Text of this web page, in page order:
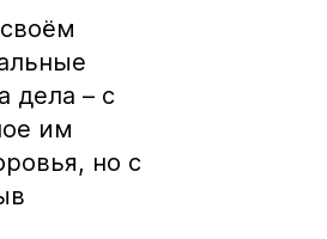
дела – с
им
но с